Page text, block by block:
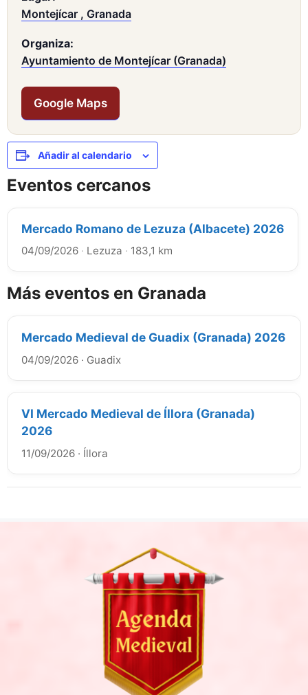
Montejícar , Granada
Organiza:
Ayuntamiento de Montejícar (Granada)
Google Maps
Añadir al calendario
Eventos cercanos
Mercado Romano de Lezuza (Albacete) 2026
04/09/2026 · Lezuza · 183,1 km
Más eventos en Granada
Mercado Medieval de Guadix (Granada) 2026
04/09/2026 · Guadix
VI Mercado Medieval de Íllora (Granada)
2026
11/09/2026 · Íllora